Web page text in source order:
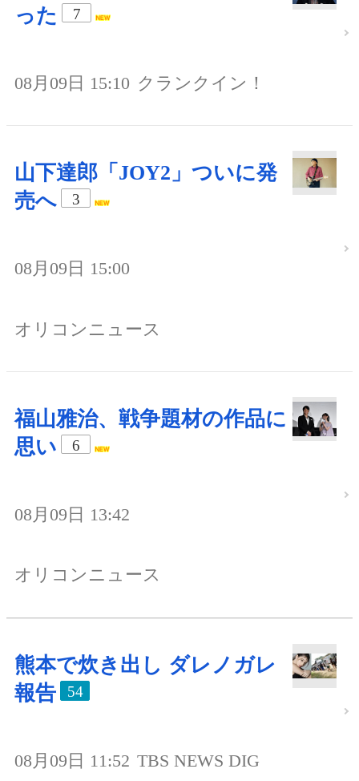
った
7
08月09日 15:10 クランクイン！
山下達郎「JOY2」ついに発
売へ
3
08月09日 15:00
オリコンニュース
福山雅治、戦争題材の作品に
思い
6
08月09日 13:42
オリコンニュース
熊本で炊き出し ダレノガレ
報告
54
08月09日 11:52 TBS NEWS DIG